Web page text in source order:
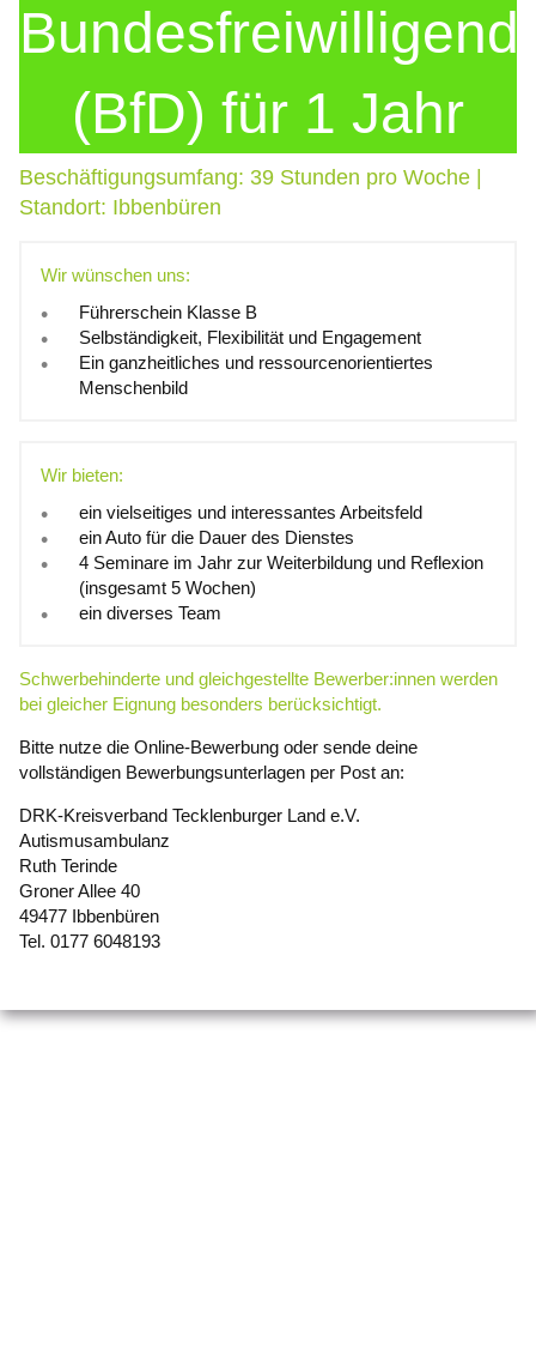
(BfD) für 1 Jahr
Beschäftigungsumfang: 39 Stunden pro Woche |
Standort: Ibbenbüren
Wir wünschen uns:
Führerschein Klasse B
Selbständigkeit, Flexibilität und Engagement
Ein ganzheitliches und ressourcenorientiertes
Menschenbild
Wir bieten:
ein vielseitiges und interessantes Arbeitsfeld
ein Auto für die Dauer des Dienstes
4 Seminare im Jahr zur Weiterbildung und Reflexion
(insgesamt 5 Wochen)
ein diverses Team
Schwerbehinderte und gleichgestellte Bewerber:innen werden
bei gleicher Eignung besonders berücksichtigt.
Bitte nutze die Online-Bewerbung oder sende deine
vollständigen Bewerbungsunterlagen per Post an:
DRK-Kreisverband Tecklenburger Land e.V.
Autismusambulanz
Ruth Terinde
Groner Allee 40
49477 Ibbenbüren
Tel. 0177 6048193